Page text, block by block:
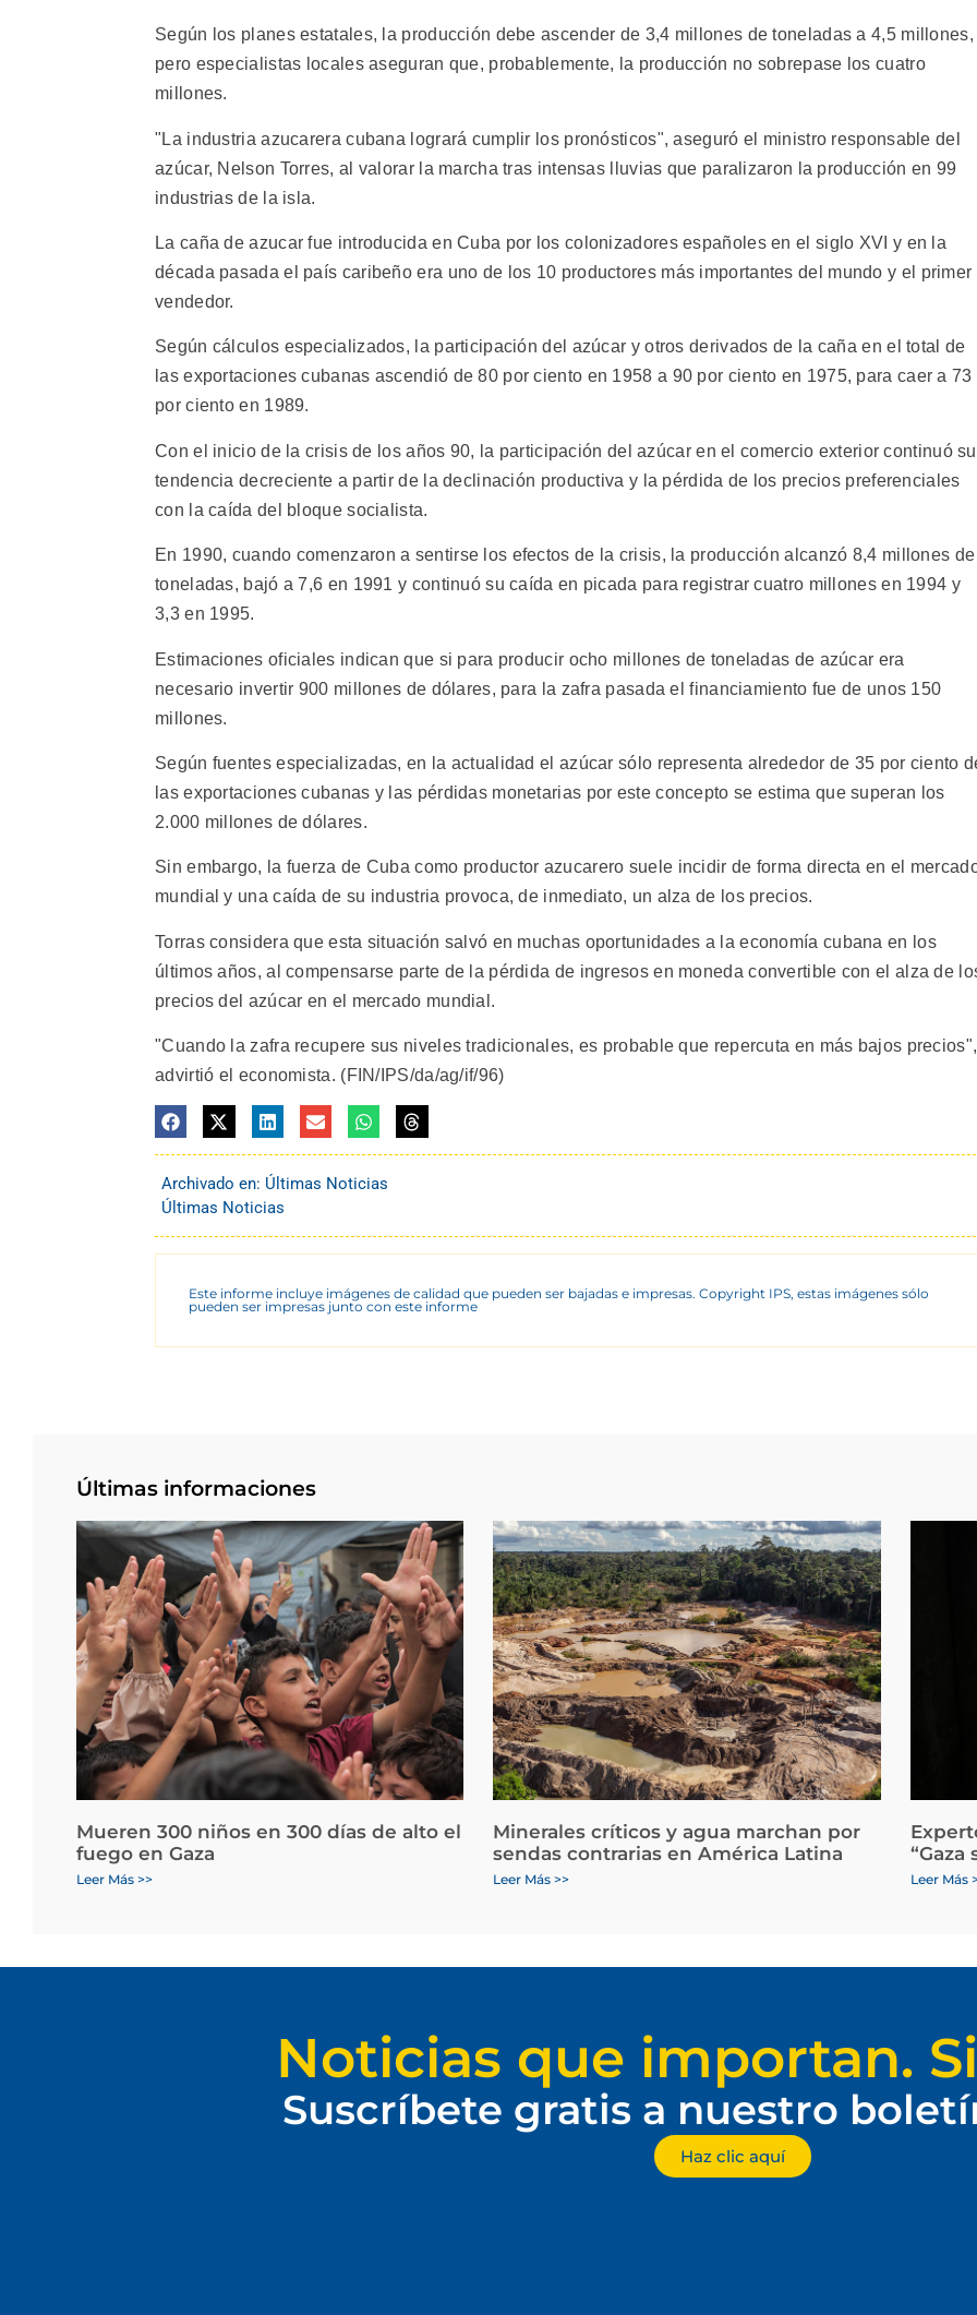
Según los planes estatales, la producción debe ascender de 3,4 millones de toneladas a 4,5 millones,
pero especialistas locales aseguran que, probablemente, la producción no sobrepase los cuatro
millones.
"La industria azucarera cubana logrará cumplir los pronósticos", aseguró el ministro responsable del
azúcar, Nelson Torres, al valorar la marcha tras intensas lluvias que paralizaron la producción en 99
industrias de la isla.
La caña de azucar fue introducida en Cuba por los colonizadores españoles en el siglo XVI y en la
década pasada el país caribeño era uno de los 10 productores más importantes del mundo y el primer
vendedor.
Según cálculos especializados, la participación del azúcar y otros derivados de la caña en el total de
las exportaciones cubanas ascendió de 80 por ciento en 1958 a 90 por ciento en 1975, para caer a 73
por ciento en 1989.
Con el inicio de la crisis de los años 90, la participación del azúcar en el comercio exterior continuó su
tendencia decreciente a partir de la declinación productiva y la pérdida de los precios preferenciales
con la caída del bloque socialista.
En 1990, cuando comenzaron a sentirse los efectos de la crisis, la producción alcanzó 8,4 millones de
toneladas, bajó a 7,6 en 1991 y continuó su caída en picada para registrar cuatro millones en 1994 y
3,3 en 1995.
Estimaciones oficiales indican que si para producir ocho millones de toneladas de azúcar era
necesario invertir 900 millones de dólares, para la zafra pasada el financiamiento fue de unos 150
millones.
Según fuentes especializadas, en la actualidad el azúcar sólo representa alrededor de 35 por ciento
las exportaciones cubanas y las pérdidas monetarias por este concepto se estima que superan los
2.000 millones de dólares.
Sin embargo, la fuerza de Cuba como productor azucarero suele incidir de forma directa en el
mundial y una caída de su industria provoca, de inmediato, un alza de los precios.
Torras considera que esta situación salvó en muchas oportunidades a la economía cubana en los
últimos años, al compensarse parte de la pérdida de ingresos en moneda convertible con el alza de
precios del azúcar en el mercado mundial.
"Cuando la zafra recupere sus niveles tradicionales, es probable que repercuta en más bajos precios",
advirtió el economista. (FIN/IPS/da/ag/if/96)
Archivado en: Últimas Noticias
Últimas Noticias
Este informe incluye imágenes de calidad que pueden ser bajadas e impresas. Copyright IPS, estas imágenes sólo
pueden ser impresas junto con este informe
Últimas informaciones
Mueren 300 niños en 300 días de alto el
fuego en Gaza
Leer Más >>
Minerales críticos y agua marchan por
sendas contrarias en América Latina
Leer Más >>
“Gaza
Leer Más
Noticias que importan.
Suscríbete gratis a nuestro
Haz clic aquí